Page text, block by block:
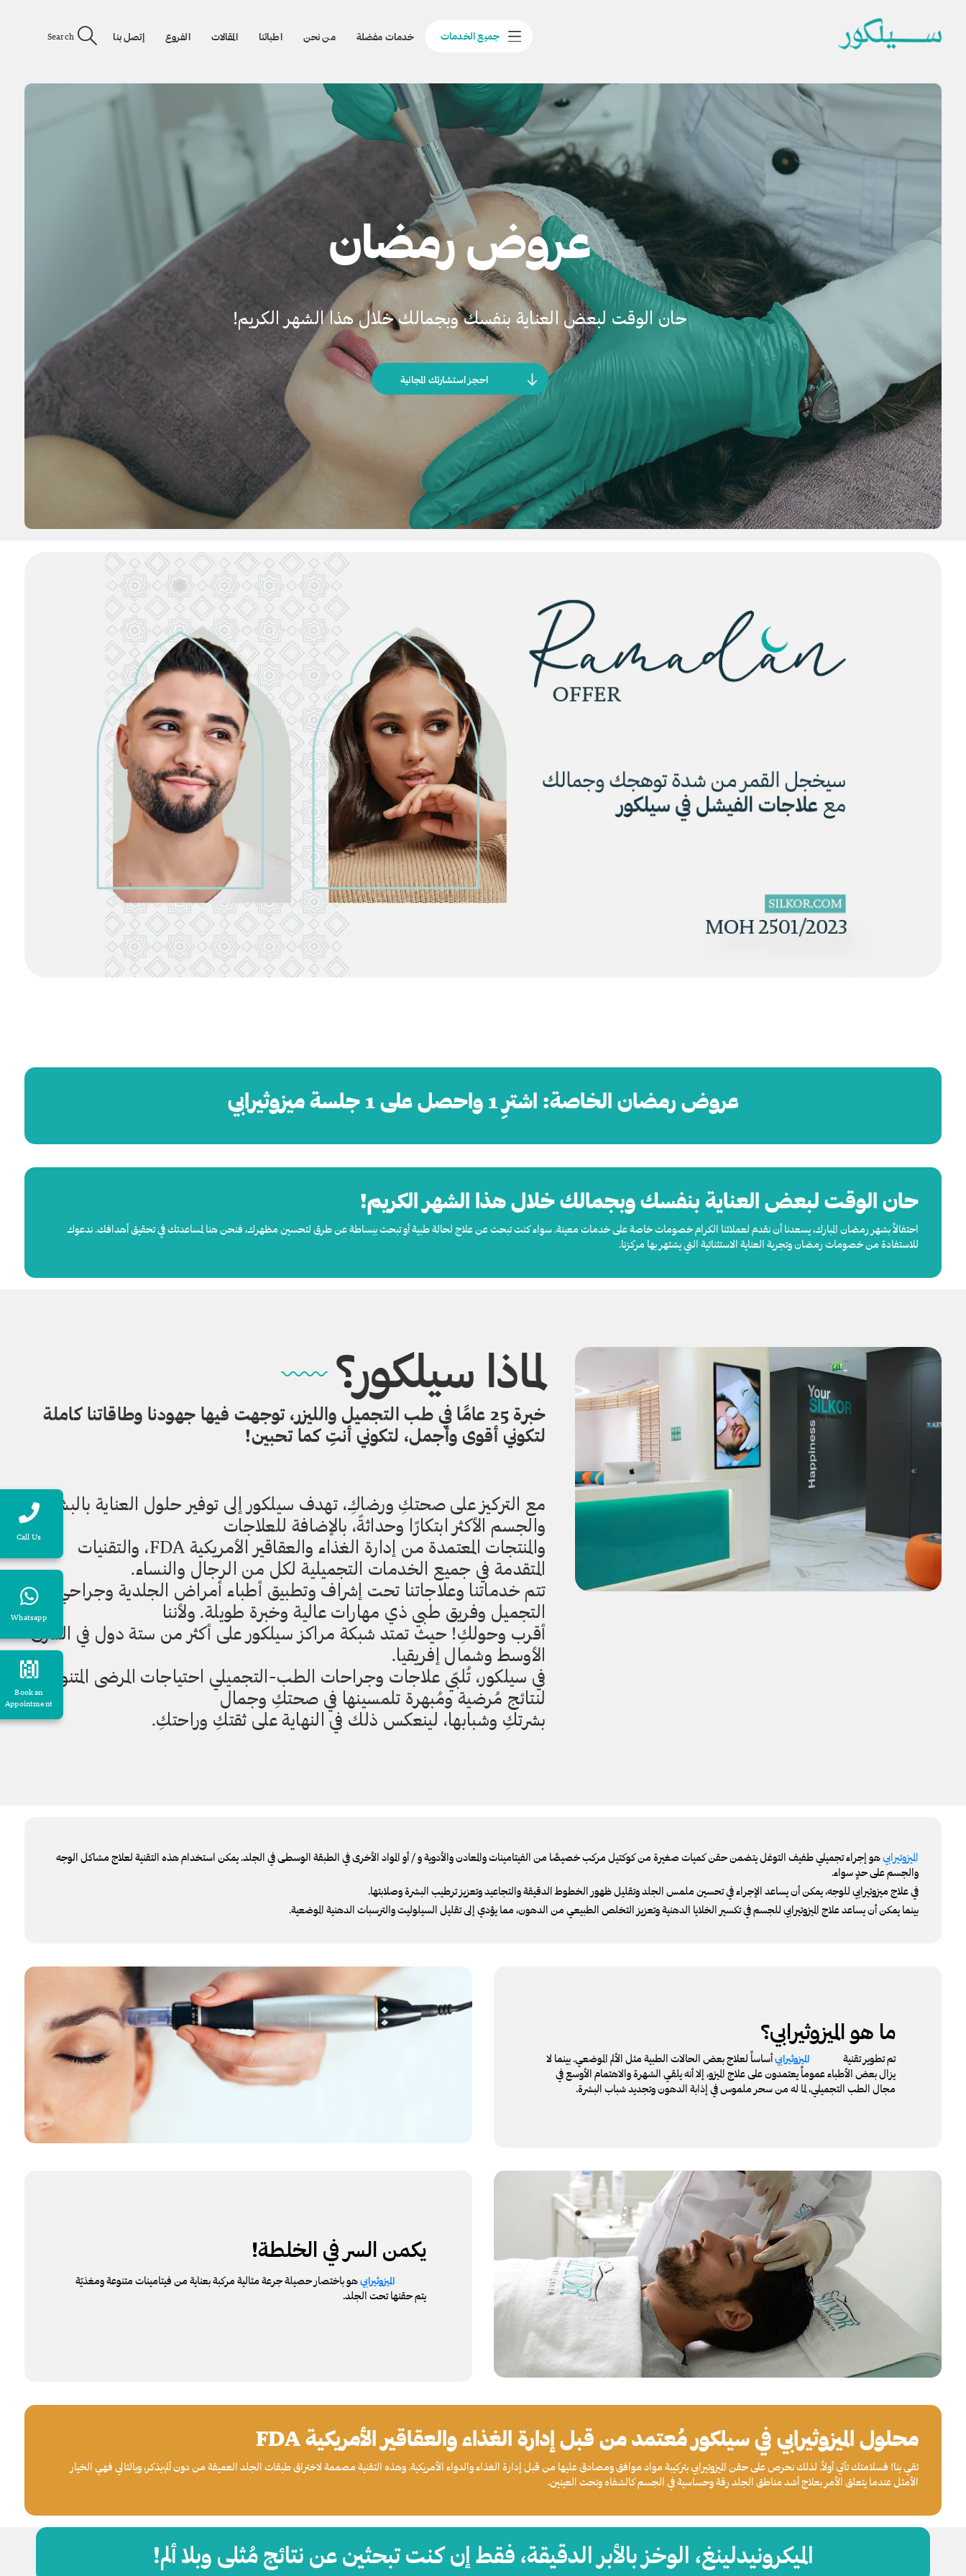
جميع الخدمات خدمات مفضلة من نحن اطبائنا المقالات الفروع إتصل بنا Search
Call Us
Whatsapp
Book an
Appointment
عروض رمضان
حان الوقت لبعض العناية بنفسك وبجمالك خلال هذا الشهر الكريم!
احجز استشارتك المجانية
عروض رمضان الخاصة: اشترِ 1 واحصل على 1 جلسة ميزوثيرابي
حان الوقت لبعض العناية بنفسك وبجمالك خلال هذا الشهر الكريم!
احتفالاً بشهر رمضان المبارك، يسعدنا أن نقدم لعملائنا الكرام خصومات خاصة على خدمات معينة. سواء كنت تبحث عن علاج لحالة طبية أو تبحث ببساطة عن طرق لتحسين مظهرك، فنحن هنا لمساعدتك في تحقيق أهدافك. ندعوك
للاستفادة من خصومات رمضان وتجربة العناية الاستثنائية التي يشتهر بها مركزنا.
لماذا سيلكور؟
خبرة 25 عامًا في طب التجميل والليزر، توجهت فيها جهودنا وطاقاتنا كاملة
لتكوني أقوى وأجمل، لتكوني أنتِ كما تحبين!
مع التركيز على صحتكِ ورضاكِ، تهدف سيلكور إلى توفير حلول العناية بالبشرة
والجسم الأكثر ابتكارًا وحداثةً، بالإضافة للعلاجات
والمنتجات المعتمدة من إدارة الغذاء والعقاقير الأمريكية FDA، والتقنيات
المتقدمة في جميع الخدمات التجميلية لكل من الرجال والنساء.
تتم خدماتنا وعلاجاتنا تحت إشراف وتطبيق أطباء أمراض الجلدية وجراحي
التجميل وفريق طبي ذي مهارات عالية وخبرة طويلة. ولأننا
أقرب وحولكِ! حيث تمتد شبكة مراكز سيلكور على أكثر من ستة دول في الشرق
الأوسط وشمال إفريقيا.
في سيلكور، تُلبّي علاجات وجراحات الطب-التجميلي احتياجات المرضى المتنوعة
لنتائج مُرضية ومُبهرة تلمسينها في صحتكِ وجمال
بشرتكِ وشبابها، لينعكس ذلك في النهاية على ثقتكِ وراحتكِ.
الميزوثيرابيهو إجراء تجميلي طفيف التوغل يتضمن حقن كميات صغيرة من كوكتيل مركب خصيصًا من الفيتامينات والمعادن والأدوية و / أو المواد الأخرى في الطبقة الوسطى في الجلد. يمكن استخدام هذه التقنية لعلاج مشاكل الوجه
والجسم على حدٍ سواء.
في علاج ميزوثيرابي للوجه، يمكن أن يساعد الإجراء في تحسين ملمس الجلد وتقليل ظهور الخطوط الدقيقة والتجاعيد وتعزيز ترطيب البشرة وصلابتها.
بينما يمكن أن يساعد علاج الميزوثيرابي للجسم في تكسير الخلايا الدهنية وتعزيز التخلص الطبيعي من الدهون، مما يؤدي إلى تقليل السيلوليت والترسبات الدهنية الموضعية.
ما هو الميزوثيرابي؟
تم تطوير تقنية الميزوثيرابيأساساً لعلاج بعض الحالات الطبية مثل الألم الموضعي. بينما لا
يزال بعض الأطباء عموماً يعتمدون على علاج الميزو، إلا أنه يلقي الشهرة والاهتمام الأوسع في
مجال الطب التجميلي، لما له من سحر ملموس في إذابة الدهون وتجديد شباب البشرة.
يكمن السر في الخلطة!
الميزوثيرابيهو باختصار حصيلة جرعة مثالية مركبة بعناية من فيتامينات متنوعةومغذيّة
يتم حقنها تحت الجلد.
محلول الميزوثيرابي في سيلكور مُعتمد من قبل إدارة الغذاء والعقاقير الأمريكية FDA
ثقيبنا! فسلامتك تأتي أولاً. لذلك نحرص على حقن الميزوثيرابي بتركيبة مواد موافق ومصادق عليها من قبل إدارة الغذاء والدواء الأمريكية. وهذه التقنية مصممة لاختراق طبقات الجلد العميقة من دون ألم ُيذكر، وبالتالي فهي الخيار
الأمثل عندما يتعلق الأمر بعلاج أشد مناطق الجلد رقة وحساسية في الجسم كالشفاه وتحت العينين.
الميكرونيدلينغ، الوخز بالأبر الدقيقة، فقط إن كنت تبحثين عن نتائج مُثلى وبلا ألم!